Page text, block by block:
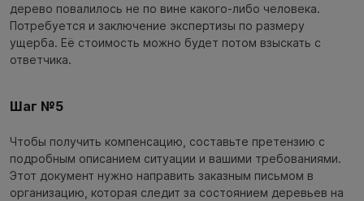
дерево повалилось не по вине какого-либо человека.
Потребуется и заключение экспертизы по размеру
ущерба. Её стоимость можно будет потом взыскать с
ответчика.
Шаг №5
Чтобы получить компенсацию, составьте претензию с
подробным описанием ситуации и вашими требованиями.
Этот документ нужно направить заказным письмом в
организацию, которая следит за состоянием деревьев на